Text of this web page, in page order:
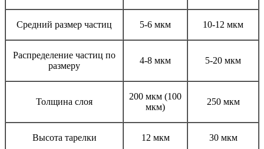
Средний размер частиц 5-6 мкм 10-12 мкм
Распределение частиц по
размеру
4-8 мкм 5-20 мкм
Толщина слоя
200 мкм (100
мкм)
250 мкм
Высота тарелки 12 мкм 30 мкм